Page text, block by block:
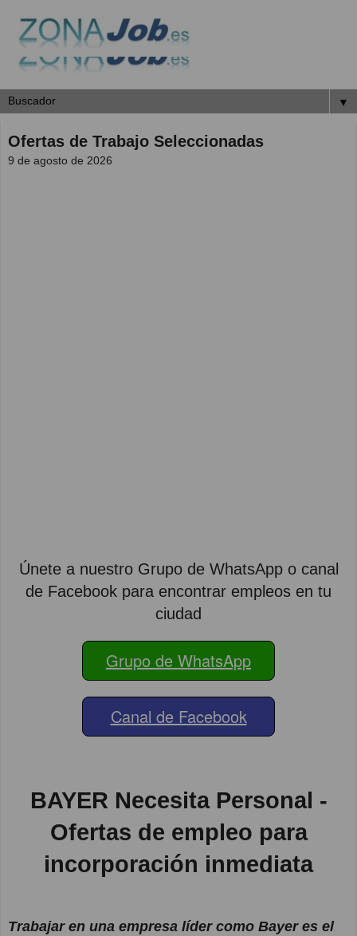
▼
Ofertas de Trabajo Seleccionadas
9 de agosto de 2026
Únete a nuestro Grupo de WhatsApp o canal
de Facebook para encontrar empleos en tu
ciudad
Grupo de WhatsApp
Canal de Facebook
BAYER Necesita Personal -
Ofertas de empleo para
incorporación inmediata
Trabajar en una empresa líder como Bayer es el